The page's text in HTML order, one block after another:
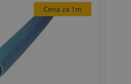
Cena za 1m